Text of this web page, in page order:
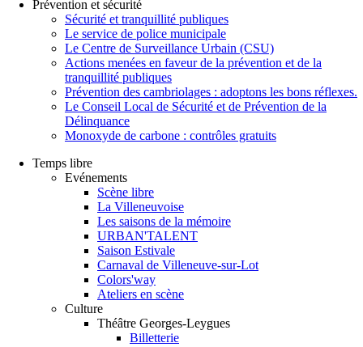
Prévention et sécurité
Sécurité et tranquillité publiques
Le service de police municipale
Le Centre de Surveillance Urbain (CSU)
Actions menées en faveur de la prévention et de la
tranquillité publiques
Prévention des cambriolages : adoptons les bons réflexes.
Le Conseil Local de Sécurité et de Prévention de la
Délinquance
Monoxyde de carbone : contrôles gratuits
Temps libre
Evénements
Scène libre
La Villeneuvoise
Les saisons de la mémoire
URBAN'TALENT
Saison Estivale
Carnaval de Villeneuve-sur-Lot
Colors'way
Ateliers en scène
Culture
Théâtre Georges-Leygues
Billetterie